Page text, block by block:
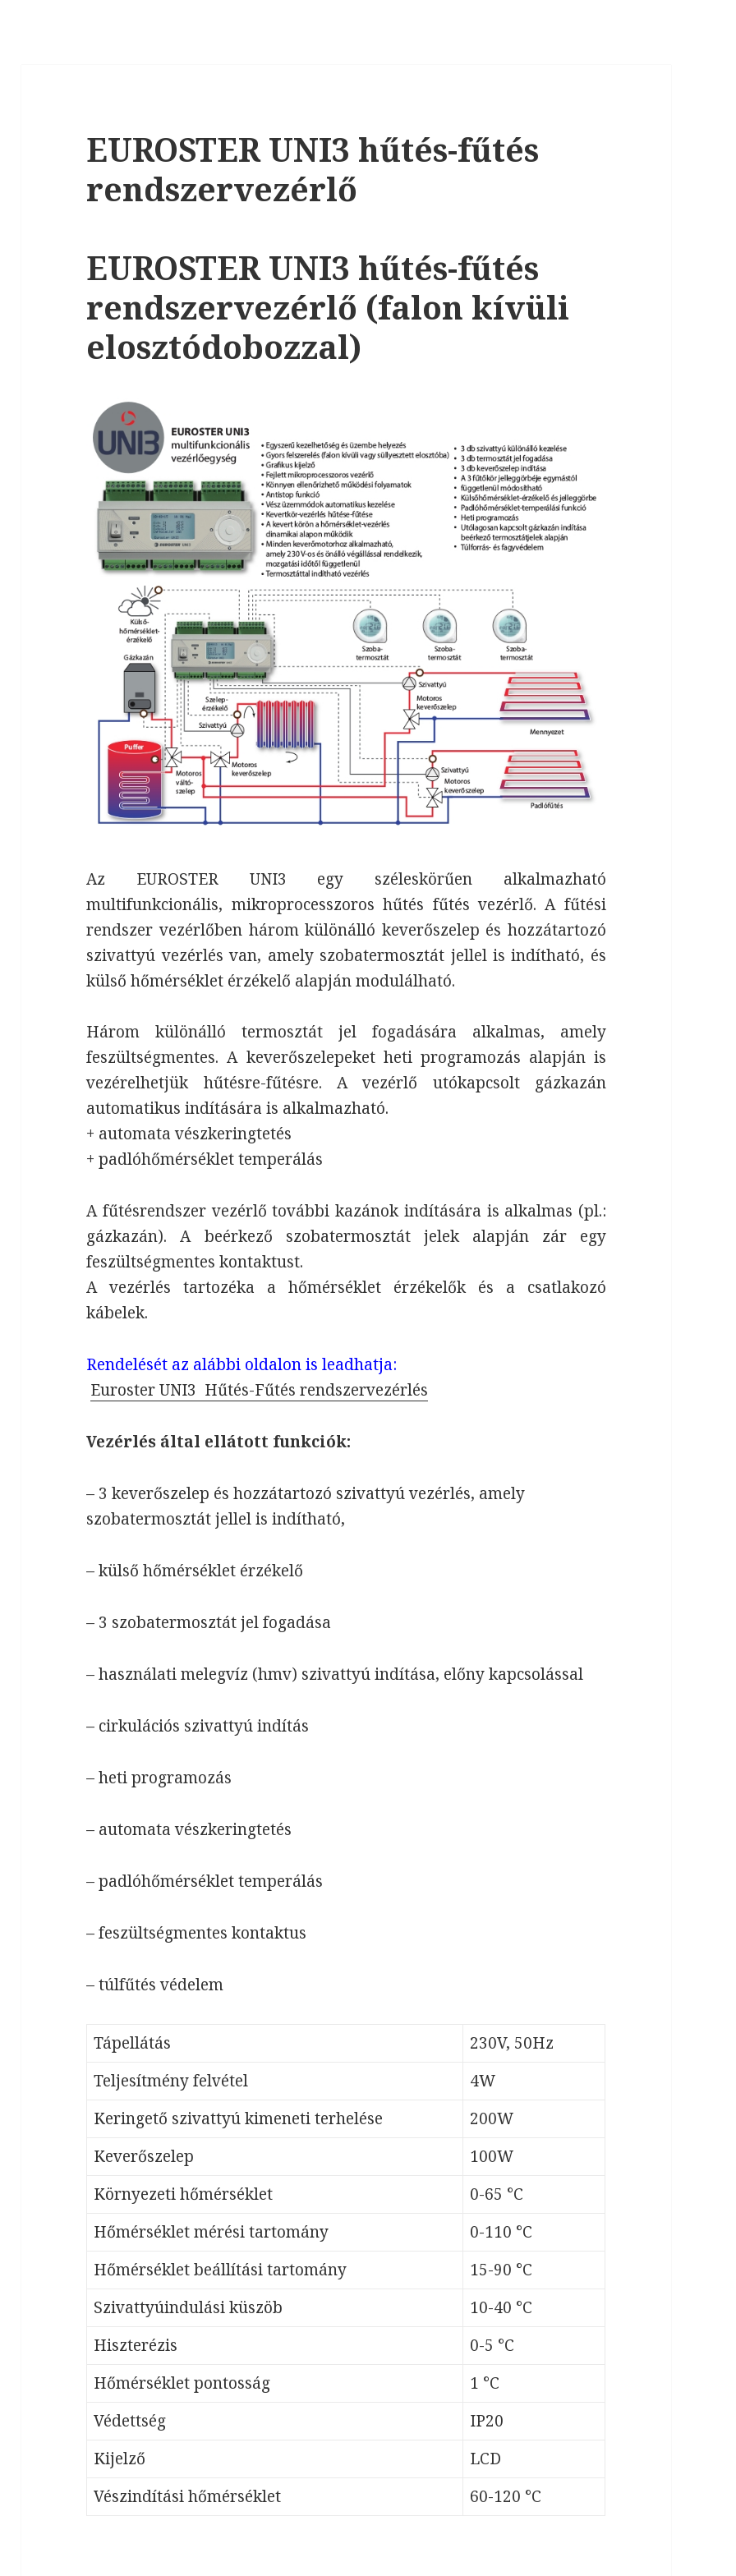
EUROSTER UNI3 hűtés-fűtés
rendszervezérlő
EUROSTER UNI3 hűtés-fűtés
rendszervezérlő (falon kívüli
elosztódobozzal)
Az EUROSTER UNI3 egy széleskörűen alkalmazható
multifunkcionális, mikroprocesszoros hűtés fűtés vezérlő. A fűtési
rendszer vezérlőben három különálló keverőszelep és hozzátartozó
szivattyú vezérlés van, amely szobatermosztát jellel is indítható, és
külső hőmérséklet érzékelő alapján modulálható.
Három különálló termosztát jel fogadására alkalmas, amely
feszültségmentes. A keverőszelepeket heti programozás alapján is
vezérelhetjük hűtésre-fűtésre. A vezérlő utókapcsolt gázkazán
automatikus indítására is alkalmazható.
+ automata vészkeringtetés
+ padlóhőmérséklet temperálás
A fűtésrendszer vezérlő további kazánok indítására is alkalmas (pl.:
gázkazán). A beérkező szobatermosztát jelek alapján zár egy
feszültségmentes kontaktust.
A vezérlés tartozéka a hőmérséklet érzékelők és a csatlakozó
kábelek.
Rendelését az alábbi oldalon is leadhatja:
Euroster UNI3 Hűtés-Fűtés rendszervezérlés
Vezérlés által ellátott funkciók:
– 3 keverőszelep és hozzátartozó szivattyú vezérlés, amely
szobatermosztát jellel is indítható,
– külső hőmérséklet érzékelő
– 3 szobatermosztát jel fogadása
– használati melegvíz (hmv) szivattyú indítása, előny kapcsolással
– cirkulációs szivattyú indítás
– heti programozás
– automata vészkeringtetés
– padlóhőmérséklet temperálás
– feszültségmentes kontaktus
– túlfűtés védelem
Tápellátás
230V, 50Hz
Teljesítmény felvétel
4W
Keringető szivattyú kimeneti terhelése
200W
Keverőszelep
100W
Környezeti hőmérséklet
0-65 °C
Hőmérséklet mérési tartomány
0-110 °C
Hőmérséklet beállítási tartomány
15-90 °C
Szivattyúindulási küszöb
10-40 °C
Hiszterézis
0-5 °C
Hőmérséklet pontosság
1 °C
Védettség
IP20
Kijelző
LCD
Vészindítási hőmérséklet
60-120 °C